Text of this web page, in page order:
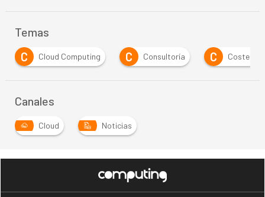
Temas
C
Cloud Computing C Consultoría C Costes
Canales
Cloud Noticias